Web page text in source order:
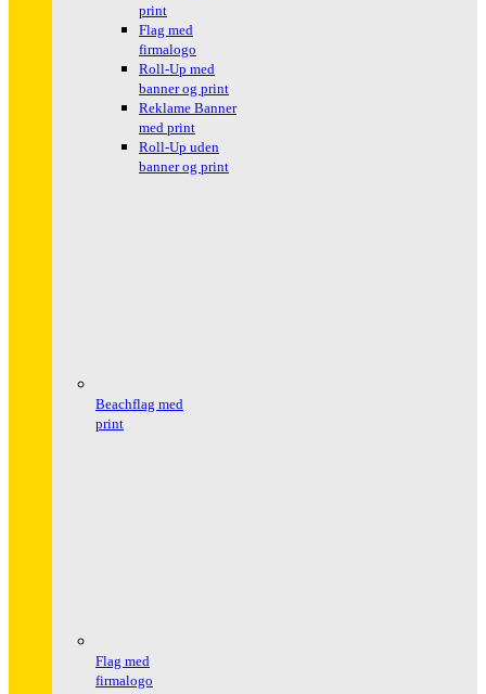
print
Flag med
firmalogo
Roll-Up med
banner og print
Reklame Banner
med print
Roll-Up uden
banner og print
Beachflag med
print
Flag med
firmalogo